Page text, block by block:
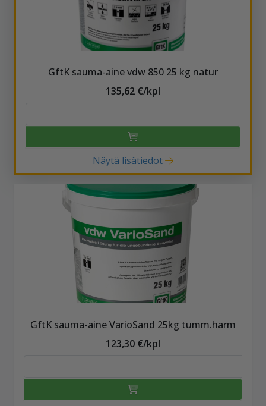
GftK sauma-aine vdw 850 25 kg natur
135,62 €/kpl
Näytä lisätiedot
GftK sauma-aine VarioSand 25kg tumm.harm
123,30 €/kpl